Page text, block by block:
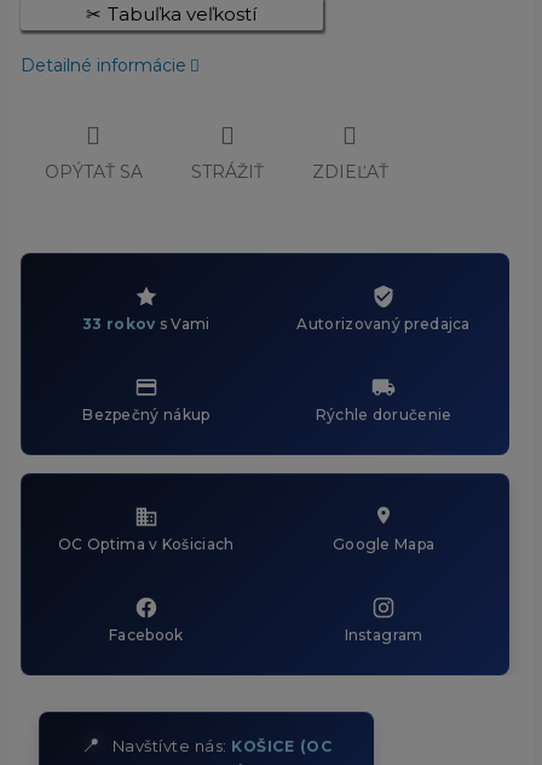
Tabuľka veľkostí
Detailné informácie
OPÝTAŤ SA STRÁŽIŤ ZDIEĽAŤ
33 rokov s Vami Autorizovaný predajca
Bezpečný nákup Rýchle doručenie
OC Optima v Košiciach Google Mapa
Facebook Instagram
📍 Navštívte nás: KOŠICE (OC